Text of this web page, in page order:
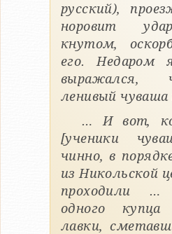
русский),
норовит
кнутом,
его.
выражался,
ленивый
… И вот,
[ученики
чинно, в
из Никольской
проходили
одного
лавки,